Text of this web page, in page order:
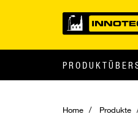
Home Produkte